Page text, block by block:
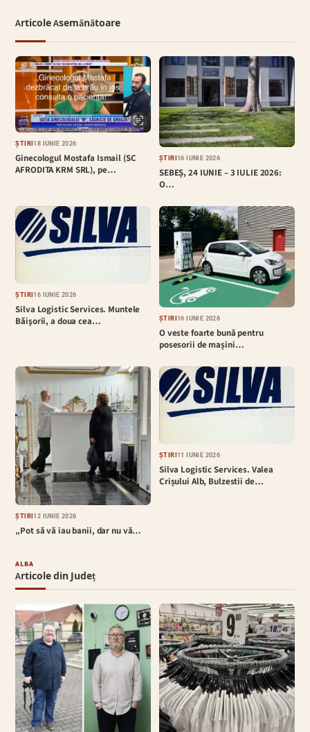
Articole Asemănătoare
ȘTIRI18 IUNIE 2026
Ginecologul Mostafa Ismail (SC
AFRODITA KRM SRL), pe…
ȘTIRI16 IUNIE 2026
SEBEȘ, 24 IUNIE – 3 IULIE 2026:
O…
ȘTIRI16 IUNIE 2026
Silva Logistic Services. Muntele
Bǎişorii, a doua cea…
ȘTIRI16 IUNIE 2026
O veste foarte bună pentru
posesorii de mașini…
ȘTIRI12 IUNIE 2026
„Pot să vă iau banii, dar nu vă…
ȘTIRI11 IUNIE 2026
Silva Logistic Services. Valea
Crișului Alb, Bulzestii de…
ALBA
Articole din Județ